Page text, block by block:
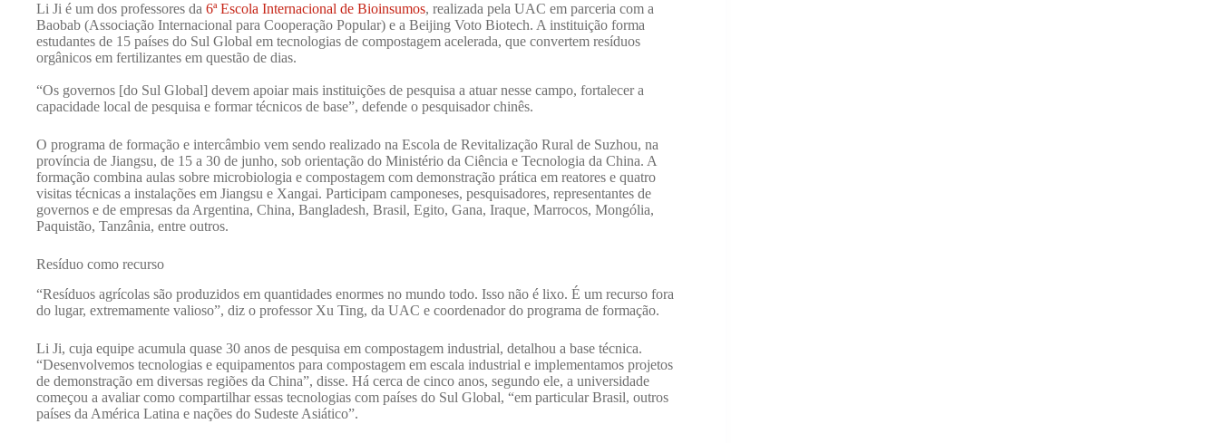
Li Ji é um dos professores da 6ª Escola Internacional de Bioinsumos, realizada pela UAC em parceria com a
Baobab (Associação Internacional para Cooperação Popular) e a Beijing Voto Biotech. A instituição forma
estudantes de 15 países do Sul Global em tecnologias de compostagem acelerada, que convertem resíduos
orgânicos em fertilizantes em questão de dias.
“Os governos [do Sul Global] devem apoiar mais instituições de pesquisa a atuar nesse campo, fortalecer a
capacidade local de pesquisa e formar técnicos de base”, defende o pesquisador chinês.
O programa de formação e intercâmbio vem sendo realizado na Escola de Revitalização Rural de Suzhou, na
província de Jiangsu, de 15 a 30 de junho, sob orientação do Ministério da Ciência e Tecnologia da China. A
formação combina aulas sobre microbiologia e compostagem com demonstração prática em reatores e quatro
visitas técnicas a instalações em Jiangsu e Xangai. Participam camponeses, pesquisadores, representantes de
governos e de empresas da Argentina, China, Bangladesh, Brasil, Egito, Gana, Iraque, Marrocos, Mongólia,
Paquistão, Tanzânia, entre outros.
Resíduo como recurso
“Resíduos agrícolas são produzidos em quantidades enormes no mundo todo. Isso não é lixo. É um recurso fora
do lugar, extremamente valioso”, diz o professor Xu Ting, da UAC e coordenador do programa de formação.
Li Ji, cuja equipe acumula quase 30 anos de pesquisa em compostagem industrial, detalhou a base técnica.
“Desenvolvemos tecnologias e equipamentos para compostagem em escala industrial e implementamos projetos
de demonstração em diversas regiões da China”, disse. Há cerca de cinco anos, segundo ele, a universidade
começou a avaliar como compartilhar essas tecnologias com países do Sul Global, “em particular Brasil, outros
países da América Latina e nações do Sudeste Asiático”.